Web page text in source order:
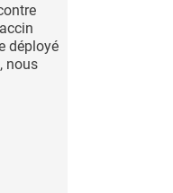
déployé
nous